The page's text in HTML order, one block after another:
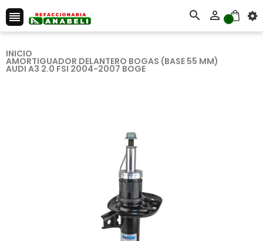
   0
INICIO
AMORTIGUADOR DELANTERO BOGAS (BASE 55 MM)
AUDI A3 2.0 FSI 2004-2007 BOGE